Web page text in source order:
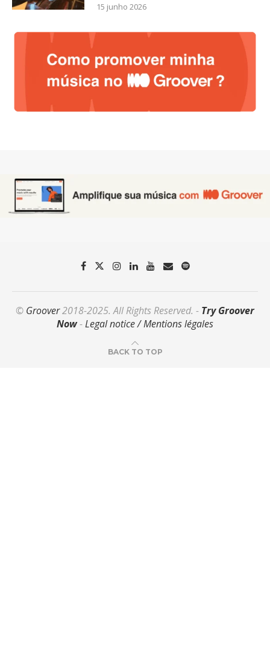
15 junho 2026
© Groover2018-2025. All Rights Reserved. - Try Groover
Now-Legal notice / Mentions légales
BACK TO TOP